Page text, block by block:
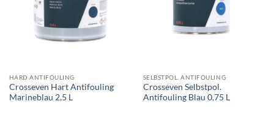
HARD ANTIFOULING
Crosseven Hart Antifouling
Marineblau 2,5 L
SELBSTPOL. ANTIFOULING
Crosseven Selbstpol.
Antifouling Blau 0,75 L